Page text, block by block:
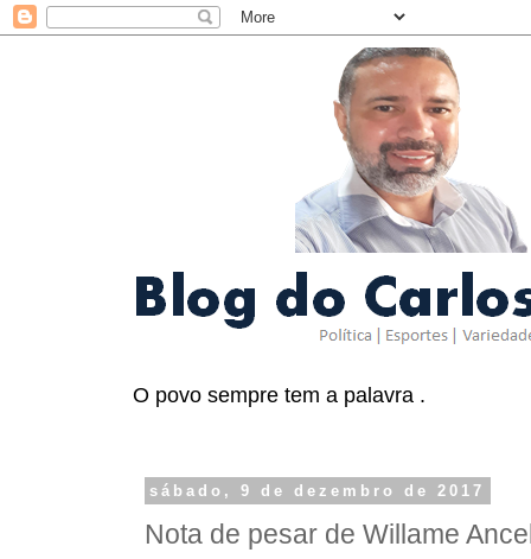
O povo sempre tem a palavra .
sábado, 9 de dezembro de 2017
Nota de pesar de Willame